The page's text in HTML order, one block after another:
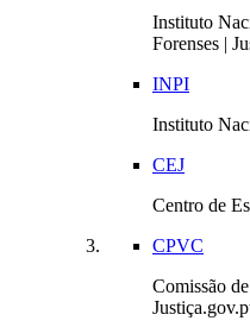
Instituto
Forenses |
INPI
Instituto
CEJ
Centro de
CPVC
Comissão